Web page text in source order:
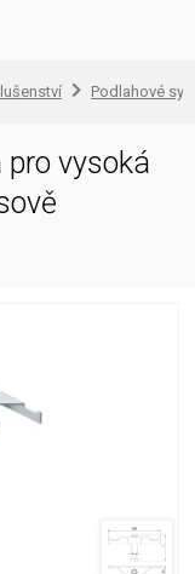
Podlahové
pro vysoká